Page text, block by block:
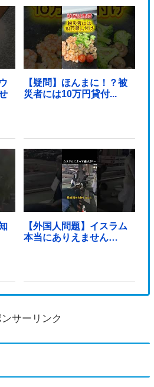
【疑問】ほんまに！？被
災者には10万円貸付...
【外国人問題】イスラム
本当にありえません…
サーリンク